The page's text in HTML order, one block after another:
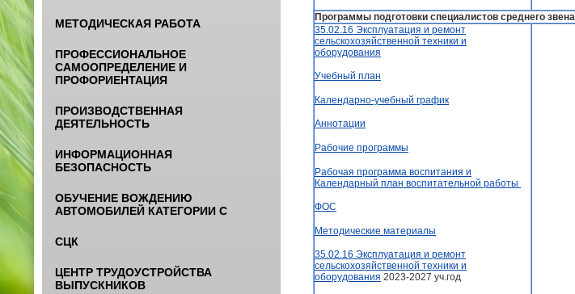
МЕТОДИЧЕСКАЯ РАБОТА
ПРОФЕССИОНАЛЬНОЕ
САМООПРЕДЕЛЕНИЕ И
ПРОФОРИЕНТАЦИЯ
ПРОИЗВОДСТВЕННАЯ
ДЕЯТЕЛЬНОСТЬ
ИНФОРМАЦИОННАЯ
БЕЗОПАСНОСТЬ
ОБУЧЕНИЕ ВОЖДЕНИЮ
АВТОМОБИЛЕЙ КАТЕГОРИИ С
СЦК
ЦЕНТР ТРУДОУСТРОЙСТВА
ВЫПУСКНИКОВ
Программы подготовки специалистов среднего звена
35.02.16 Эксплуатация и ремонт
сельскохозяйственной техники и
оборудования
Учебный план
Календарно-учебный график
Аннотации
Рабочие программы
Рабочая программа воспитания и
Календарный план воспитательной работы
ФОС
Методические материалы
35.02.16 Эксплуатация и ремонт
сельскохозяйственной техники и
оборудования 2023-2027 уч.год